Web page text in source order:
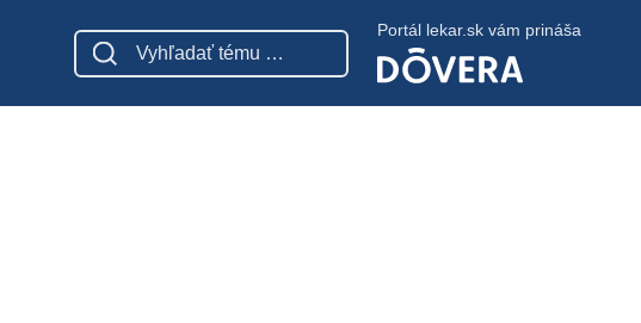
Portál lekar.sk vám prináša